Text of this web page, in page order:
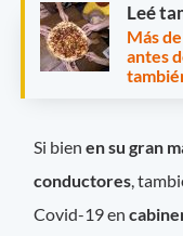
Leé
Más
antes
Si bienen su gran
conductores,
Covid-19 en